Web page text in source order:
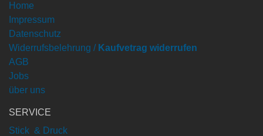
Home
Impressum
Datenschutz
Widerrufsbelehrung / Kaufvetrag widerrufen
AGB
Jobs
über uns
SERVICE
Stick & Druck